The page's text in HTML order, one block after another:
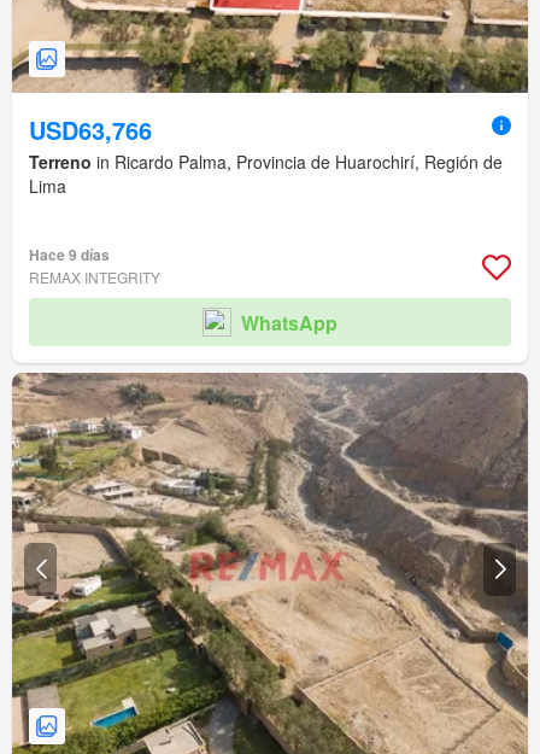
USD63,766
Terreno in Ricardo Palma, Provincia de Huarochirí, Región de
Lima
Hace 9 días
REMAX INTEGRITY
WhatsApp